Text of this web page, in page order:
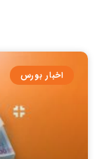
اخبار بورس